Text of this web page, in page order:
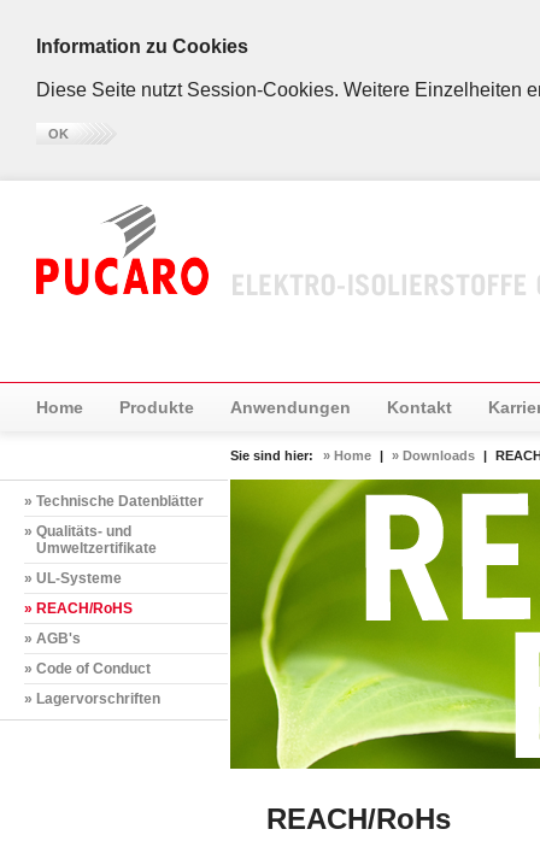
Information zu Cookies
Diese Seite nutzt Session-Cookies. Weitere Einzelheiten
OK
Home Produkte Anwendungen Kontakt
Sie sind hier: » Home | » Downloads |
» Technische Datenblätter
» Qualitäts- und
Umweltzertifikate
» UL-Systeme
» REACH/RoHS
» AGB's
» Code of Conduct
» Lagervorschriften
REACH/RoHs